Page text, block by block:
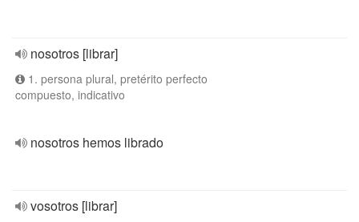
nosotros [librar]
1. persona plural, pretérito perfecto
compuesto, indicativo
nosotros hemos librado
vosotros [librar]